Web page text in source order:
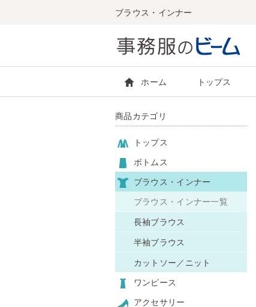
ブラウス・インナー
ホーム トップス
商品カテゴリ
トップス
ボトムス
ブラウス・インナー
ブラウス・インナー一覧
長袖ブラウス
半袖ブラウス
カットソー／ニット
ワンピース
アクセサリー